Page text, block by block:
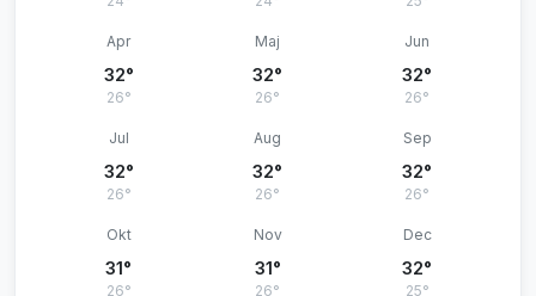
Apr
32°
26°
Maj
32°
26°
Jun
32°
26°
Jul
32°
26°
Aug
32°
26°
Sep
32°
26°
Okt
31°
26°
Nov
31°
26°
Dec
32°
25°